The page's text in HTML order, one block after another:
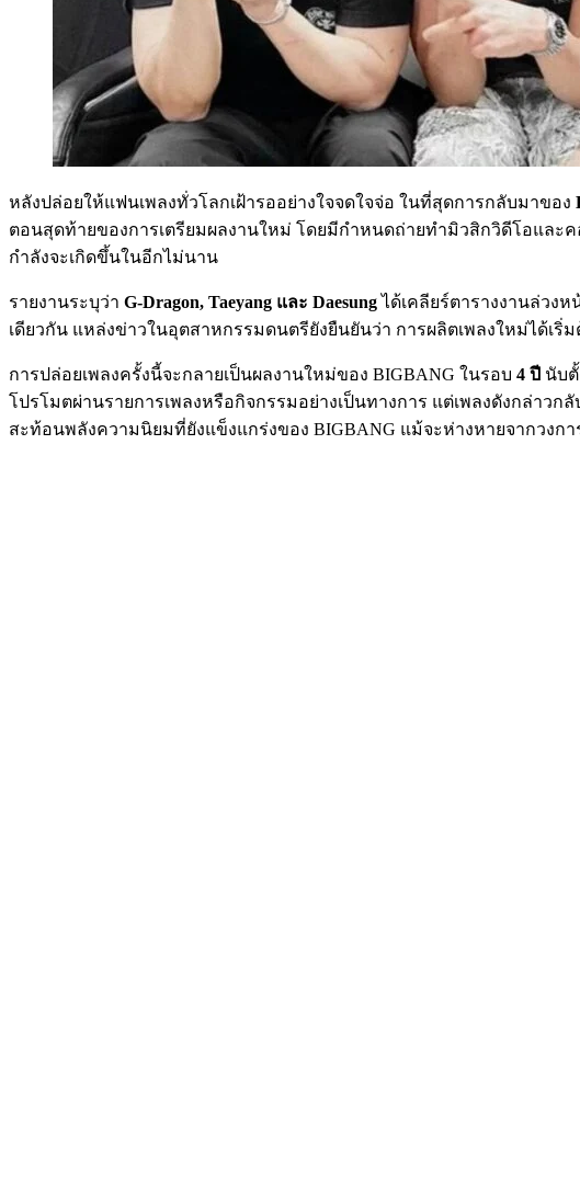
หลังปล่อยให้แฟนเพลงทั่วโลกเฝ้ารออย่างใจจดใจจ่อ ในที่สุดการกลับมาของ
ตอนสุดท้ายของการเตรียมผลงานใหม่ โดยมีกำหนดถ่ายทำมิวสิกวิดีโอแล
กำลังจะเกิดขึ้นในอีกไม่นาน
รายงานระบุว่า G-Dragon, Taeyang และ Daesungได้เคลียร์ตารางงานล่วง
เดียวกัน แหล่งข่าวในอุตสาหกรรมดนตรียังยืนยันว่า การผลิตเพลงใหม่ได้เริ่
การปล่อยเพลงครั้งนี้จะกลายเป็นผลงานใหม่ของ BIGBANG ในรอบ 4 ปี นับตั้
โปรโมตผ่านรายการเพลงหรือกิจกรรมอย่างเป็นทางการ แต่เพลงดังกล่าว
สะท้อนพลังความนิยมที่ยังแข็งแกร่งของ BIGBANG แม้จะห่างหายจากวงก